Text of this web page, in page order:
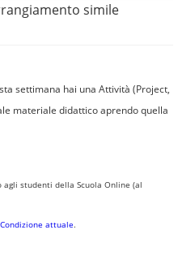
simile
settimana hai una Attività (Project,
materiale didattico aprendo quella
studenti della Scuola Online (al
Condizione attuale.